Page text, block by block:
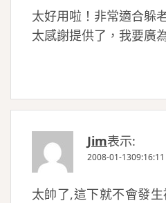
太好用啦！非常適合躲
太感謝提供了，我要廣
Jim表示:
2008-01-1309:16:11
太帥了,這下就不會發